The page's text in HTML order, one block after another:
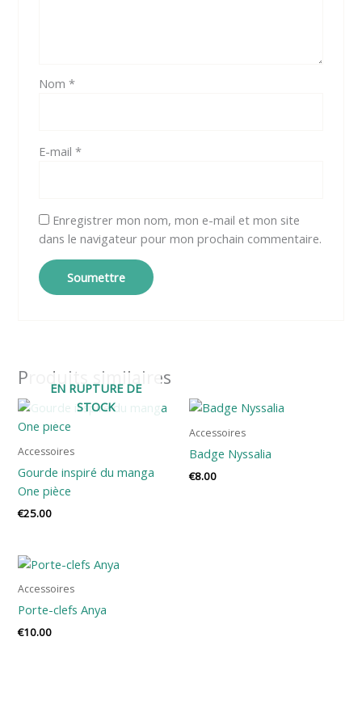
Nom *
E-mail *
Enregistrer mon nom, mon e-mail et mon site
dans le navigateur pour mon prochain commentaire.
Produits similaires
EN RUPTURE DE
STOCK
Accessoires
Gourde inspiré du manga
One pièce
€25.00
Accessoires
Badge Nyssalia
€8.00
Accessoires
Porte-clefs Anya
€10.00